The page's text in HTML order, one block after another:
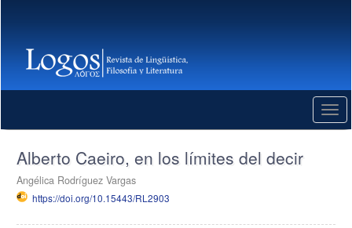
contenido
Principal
Contenido
principal
Barra
lateral
Alberto Caeiro, en los límites del decir
Angélica Rodríguez Vargas
https://doi.org/10.15443/RL2903